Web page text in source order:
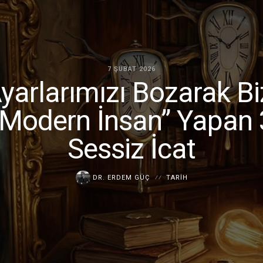
7 ŞUBAT 2026
Bozarak
İnsan” Yapan
Sessiz İcat
DR. ERDEM GÜÇ TARIH